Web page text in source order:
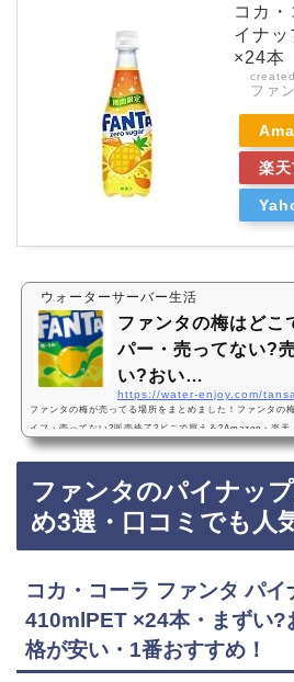
コカ
イナ
×24本
ファ
楽
ウォーターサーバー生活
ファンタの梅はどこ
パー・売ってない?
い?おい…
https://water-enjoy.com/
ファンタの梅が売ってる場所をまとめました！ファンタの
イフ・売ってない?販売終了?どこで買える?Amazon・楽
は、一部のライフなどのスーパーに売っています！最近は
ミでも人気！コカ・コーラ ファンタ梅 350ml×24本（1ケ
まずい?おいしい?値段・価格が安い・1番おすすめ！『コ
ケ…
ファンタのパイナッ
め3選・口コミでも人
コカ・コーラ ファンタ パイ
410mlPET ×24本・まずい?
格が安い・1番おすすめ！